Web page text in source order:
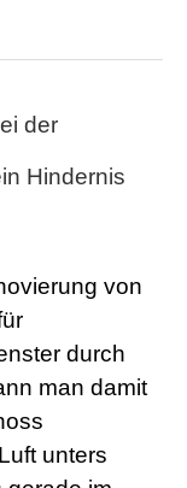
der
Hindernis
von
durch
man damit
unters